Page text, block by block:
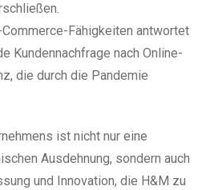
Commerce-Fähigkeiten antwortet
Kundennachfrage nach Online-
die durch die Pandemie
ist nicht nur eine
Ausdehnung, sondern auch
und Innovation, die H&M zu